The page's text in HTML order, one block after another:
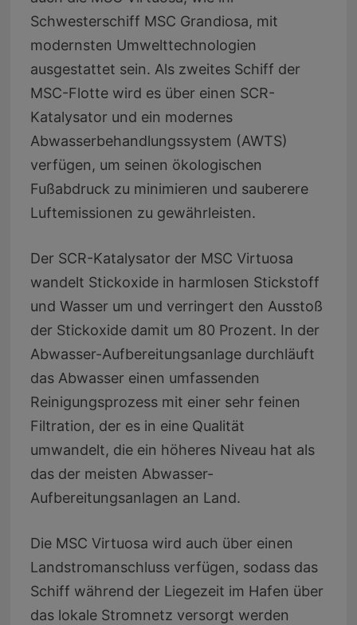
Schwesterschiff MSC Grandiosa, mit
modernsten Umwelttechnologien
ausgestattet sein. Als zweites Schiff der
MSC-Flotte wird es über einen SCR-
Katalysator und ein modernes
Abwasserbehandlungssystem (AWTS)
verfügen, um seinen ökologischen
Fußabdruck zu minimieren und sauberere
Luftemissionen zu gewährleisten.
Der SCR-Katalysator der MSC Virtuosa
wandelt Stickoxide in harmlosen Stickstoff
und Wasser um und verringert den Ausstoß
der Stickoxide damit um 80 Prozent. In der
Abwasser-Aufbereitungsanlage durchläuft
das Abwasser einen umfassenden
Reinigungsprozess mit einer sehr feinen
Filtration, der es in eine Qualität
umwandelt, die ein höheres Niveau hat als
das der meisten Abwasser-
Aufbereitungsanlagen an Land.
Die MSC Virtuosa wird auch über einen
Landstromanschluss verfügen, sodass das
Schiff während der Liegezeit im Hafen über
das lokale Stromnetz versorgt werden